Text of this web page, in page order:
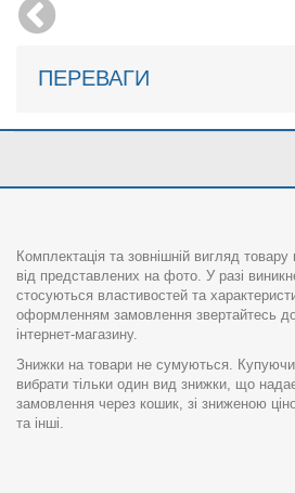
ПЕРЕВАГИ
Комплектація та зовнішній вигляд
від представлених на фото. У разі
стосуються властивостей та
оформленням замовлення звертайтесь
інтернет-магазину.
Знижки на товари не сумуються.
вибрати тільки один вид знижки, що
замовлення через кошик, зі зниженою
та інші.